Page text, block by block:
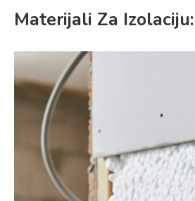
Materijali Za